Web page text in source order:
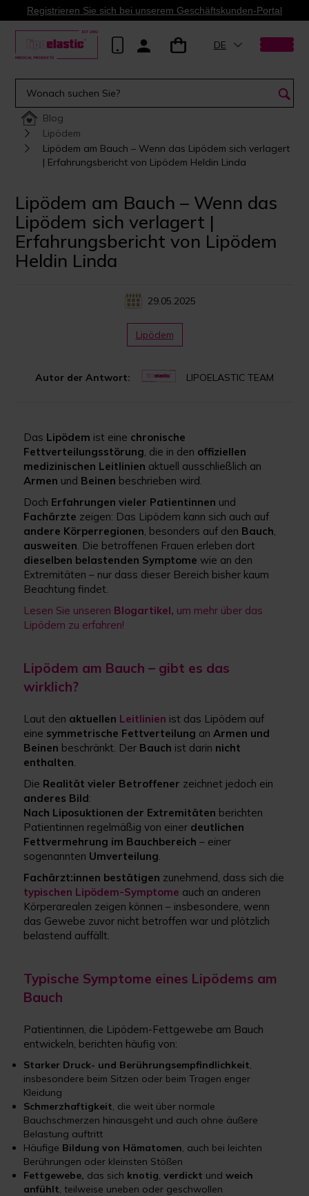
Registrieren Sie sich bei unserem Geschäftskunden-Portal
DE
Blog
Lipödem
Lipödem am Bauch – Wenn das Lipödem sich verlagert
| Erfahrungsbericht von Lipödem Heldin Linda
Lipödem am Bauch – Wenn das
Lipödem sich verlagert |
Erfahrungsbericht von Lipödem
Heldin Linda
29.05.2025
Autor der Antwort: LIPOELASTIC TEAM
Lipödem
Das Lipödem ist eine chronische
Fettverteilungsstörung, die in den offiziellen
medizinischen Leitlinien aktuell ausschließlich an
Armen und Beinen beschrieben wird.
Doch Erfahrungen vieler Patientinnen und
Fachärzte zeigen: Das Lipödem kann sich auch auf
andere Körperregionen, besonders auf den Bauch,
ausweiten. Die betroffenen Frauen erleben dort
dieselben belastenden Symptome wie an den
Extremitäten – nur dass dieser Bereich bisher kaum
Beachtung findet.
Lesen Sie unseren Blogartikel, um mehr über das
Lipödem zu erfahren!
Lipödem am Bauch – gibt es das
wirklich?
Laut den aktuellen Leitlinien ist das Lipödem auf
eine symmetrische Fettverteilung anArmen und
Beinen beschränkt. Der Bauch ist darin nicht
enthalten.
Die Realität vieler Betroffener zeichnet jedoch ein
anderes Bild:
Nach Liposuktionen der Extremitäten berichten
Patientinnen regelmäßig von einer deutlichen
Fettvermehrung im Bauchbereich – einer
sogenannten Umverteilung.
Fachärzt:innen bestätigen zunehmend, dass sich die
typischen Lipödem-Symptome auch an anderen
Körperarealen zeigen können – insbesondere, wenn
das Gewebe zuvor nicht betroffen war und plötzlich
belastend auffällt.
Typische Symptome eines Lipödems am
Bauch
Patientinnen, die Lipödem-Fettgewebe am Bauch
entwickeln, berichten häufig von:
Starker Druck- und Berührungsempfindlichkeit,
insbesondere beim Sitzen oder beim Tragen enger
Kleidung
Schmerzhaftigkeit, die weit über normale
Bauchschmerzen hinausgeht und auch ohne äußere
Belastung auftritt
Häufige Bildung von Hämatomen, auch bei leichten
Berührungen oder kleinsten Stößen
Fettgewebe, das sich knotig,verdickt undweich
anfühlt, teilweise uneben oder geschwollen